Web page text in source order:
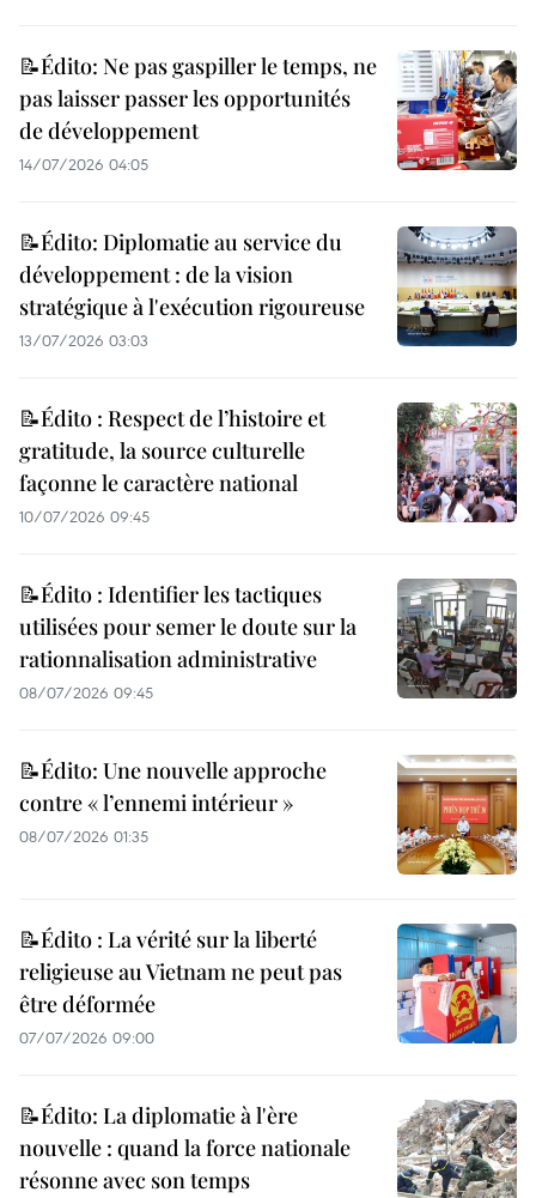
📝Édito: Ne pas gaspiller le temps, ne
pas laisser passer les opportunités
de développement
14/07/2026 04:05
📝Édito: Diplomatie au service du
développement : de la vision
stratégique à l'exécution rigoureuse
13/07/2026 03:03
📝Édito : Respect de l’histoire et
gratitude, la source culturelle
façonne le caractère national
10/07/2026 09:45
📝Édito : Identifier les tactiques
utilisées pour semer le doute sur la
rationnalisation administrative
08/07/2026 09:45
📝Édito: Une nouvelle approche
contre « l’ennemi intérieur »
08/07/2026 01:35
📝Édito : La vérité sur la liberté
religieuse au Vietnam ne peut pas
être déformée
07/07/2026 09:00
📝Édito: La diplomatie à l'ère
nouvelle : quand la force nationale
résonne avec son temps